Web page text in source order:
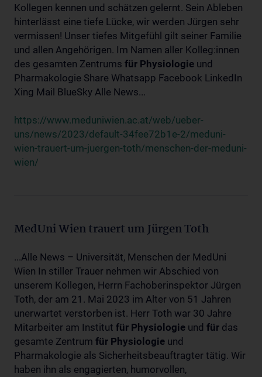
Kollegen kennen und schätzen gelernt. Sein Ableben
hinterlässt eine tiefe Lücke, wir werden Jürgen sehr
vermissen! Unser tiefes Mitgefühl gilt seiner Familie
und allen Angehörigen. Im Namen aller Kolleg:innen
des gesamten Zentrums für Physiologie und
Pharmakologie Share Whatsapp Facebook LinkedIn
Xing Mail BlueSky Alle News...
https://www.meduniwien.ac.at/web/ueber-
uns/news/2023/default-34fee72b1e-2/meduni-
wien-trauert-um-juergen-toth/menschen-der-meduni-
wien/
MedUni Wien trauert um Jürgen Toth
...Alle News – Universität, Menschen der MedUni
Wien In stiller Trauer nehmen wir Abschied von
unserem Kollegen, Herrn Fachoberinspektor Jürgen
Toth, der am 21. Mai 2023 im Alter von 51 Jahren
unerwartet verstorben ist. Herr Toth war 30 Jahre
Mitarbeiter am Institut für Physiologie und für das
gesamte Zentrum für Physiologie und
Pharmakologie als Sicherheitsbeauftragter tätig. Wir
haben ihn als engagierten, humorvollen,